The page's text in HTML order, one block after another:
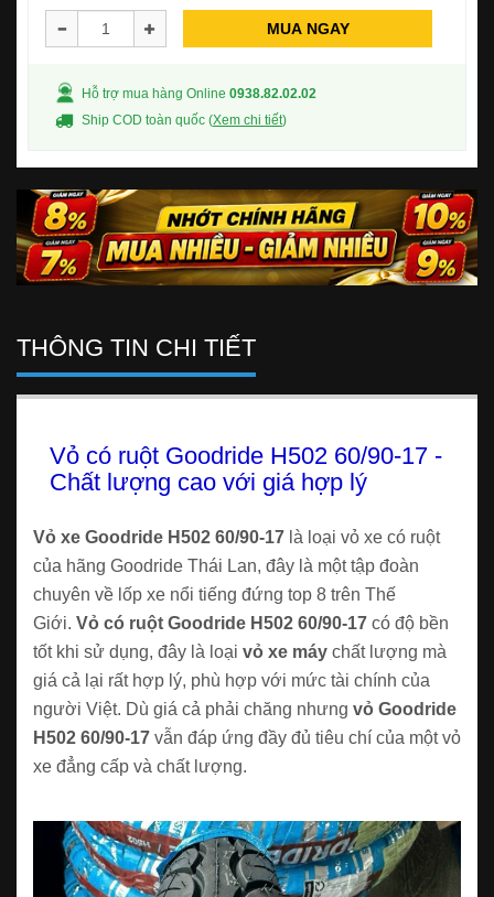
MUA NGAY
Hỗ trợ mua hàng Online 0938.82.02.02
Ship COD toàn quốc (Xem chi tiết)
THÔNG TIN CHI TIẾT
Vỏ có ruột Goodride H502 60/90-17 -
Chất lượng cao với giá hợp lý
Vỏ xe Goodride H502 60/90-17 là loại vỏ xe có ruột
của hãng Goodride Thái Lan, đây là một tập đoàn
chuyên về lốp xe nổi tiếng đứng top 8 trên Thế
Giới. Vỏ có ruột Goodride H502 60/90-17 có độ bền
tốt khi sử dụng, đây là loại vỏ xe máy chất lượng mà
giá cả lại rất hợp lý, phù hợp với mức tài chính của
người Việt. Dù giá cả phải chăng nhưng vỏ Goodride
H502 60/90-17 vẫn đáp ứng đầy đủ tiêu chí của một vỏ
xe đẳng cấp và chất lượng.